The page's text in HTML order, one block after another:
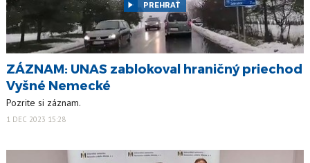
PREHRAŤ
ZÁZNAM: UNAS zablokoval hraničný priechod
Vyšné Nemecké
Pozrite si záznam.
1 DEC 2023 15:28